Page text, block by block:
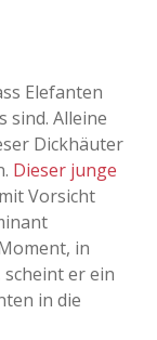
Elefanten
sind. Alleine
Dickhäuter
Dieser junge
Vorsicht
in
er ein
in die